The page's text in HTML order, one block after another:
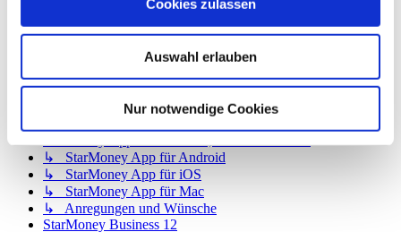
Cookies zulassen
Auswahl erlauben
Nur notwendige Cookies
↳ StarMoney Deluxe 15 und Institute
↳ Anregungen und Wünsche zu StarMoney Deluxe 15
StarMoney Basic 15
↳ Allgemeine Fragen zu StarMoney Basic 15
↳ Bedienung von StarMoney Basic 15
↳ StarMoney Basic 15 und Institute
↳ StarMoney App für Android
↳ StarMoney App für iOS
↳ StarMoney App für Mac
↳ Anregungen und Wünsche
StarMoney Business 12